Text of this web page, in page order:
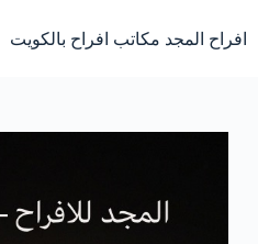
إلى
المحتوى
افراح المجد مكاتب افراح بالكويت